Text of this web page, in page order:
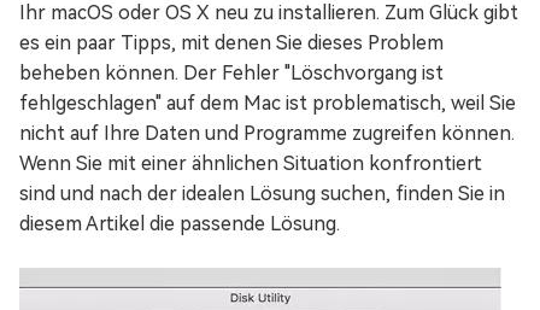
Ihr macOS oder OS X neu zu installieren. Zum Glück gibt
es ein paar Tipps, mit denen Sie dieses Problem
beheben können. Der Fehler "Löschvorgang ist
fehlgeschlagen" auf dem Mac ist problematisch, weil Sie
nicht auf Ihre Daten und Programme zugreifen können.
Wenn Sie mit einer ähnlichen Situation konfrontiert
sind und nach der idealen Lösung suchen, finden Sie in
diesem Artikel die passende Lösung.